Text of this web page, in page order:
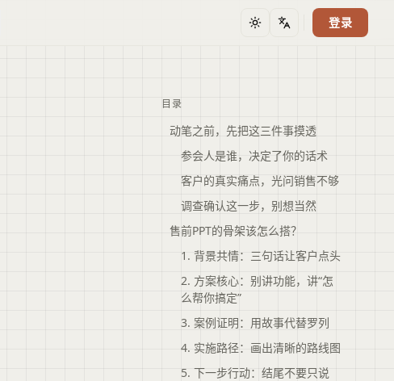
主题 语言 登录
目录
动笔之前，先把这三件事摸透
参会人是谁，决定了你的话术
客户的真实痛点，光问销售不够
调查确认这一步，别想当然
售前PPT的骨架该怎么搭？
1. 背景共情：三句话让客户点头
2. 方案核心：别讲功能，讲“怎
么帮你搞定”
3. 案例证明：用故事代替罗列
4. 实施路径：画出清晰的路线图
5. 下一步行动：结尾不要只说